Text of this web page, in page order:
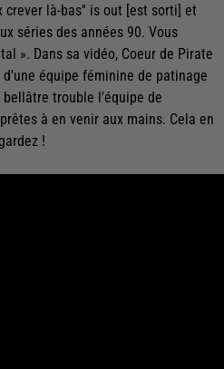
crever là-bas'' is out [est sorti] et
séries des années 90. Vous
». Dans sa vidéo, Coeur de Pirate
équipe féminine de patinage
trouble l'équipe de
à en venir aux mains. Cela en
!